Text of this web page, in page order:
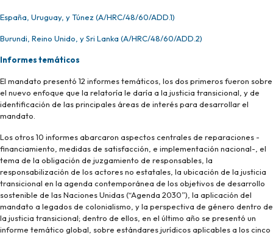
España, Uruguay, y Túnez (A/HRC/48/60/ADD.1)
Burundi, Reino Unido, y Sri Lanka (A/HRC/48/60/ADD.2)
Informes temáticos
El mandato presentó 12 informes temáticos, los dos primeros fueron sobre
el nuevo enfoque que la relatoría le daría a la justicia transicional, y de
identificación de las principales áreas de interés para desarrollar el
mandato.
Los otros 10 informes abarcaron aspectos centrales de reparaciones -
financiamiento, medidas de satisfacción, e implementación nacional-, el
tema de la obligación de juzgamiento de responsables, la
responsabilización de los actores no estatales, la ubicación de la justicia
transicional en la agenda contemporánea de los objetivos de desarrollo
sostenible de las Naciones Unidas (“Agenda 2030”), la aplicación del
mandato a legados de colonialismo, y la perspectiva de género dentro de
la justicia transicional; dentro de ellos, en el último año se presentó un
informe temático global, sobre estándares jurídicos aplicables a los cinco